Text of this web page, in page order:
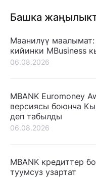
Башка
Маанилүү
кийинки MBusiness
06.08.2026
MBANK Euromoney
версиясы боюнча
деп табылды
06.08.2026
MBANK кредиттер
туумсуз узартат